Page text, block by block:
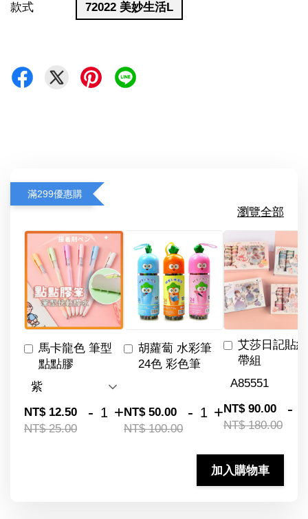
款式 72022 美妙生活L
滿299優惠購
瀏覽全部
馬卡龍色 筆型
點點膠
NT$ 12.50
NT$ 25.00
- +
胡蘿蔔 水彩筆
24色 彩色筆
NT$ 50.00
NT$ 100.00
- +
艾莎日記貼
帶組
NT$ 90.00
NT$ 180.00
-
加入購物車